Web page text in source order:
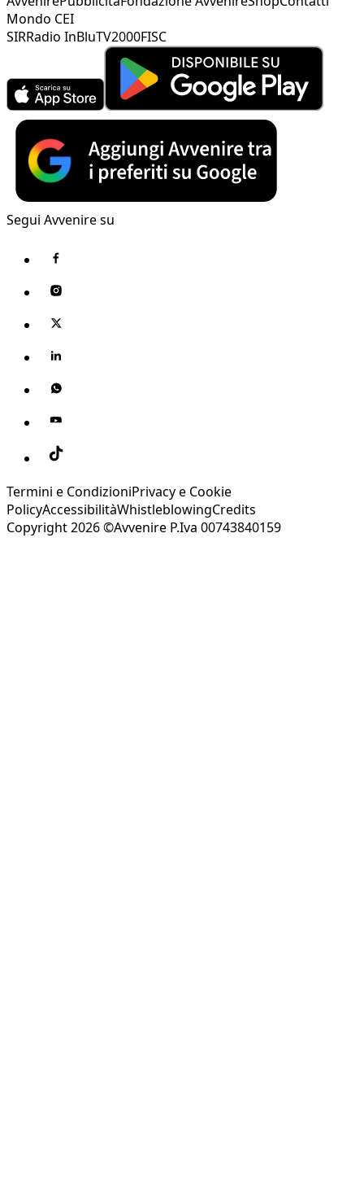
Mondo CEI
SIRRadio InBluTV2000FISC
Segui Avvenire su
Termini e CondizioniPrivacy e Cookie
PolicyAccessibilitàWhistleblowingCredits
Copyright 2026 ©Avvenire P.Iva 00743840159